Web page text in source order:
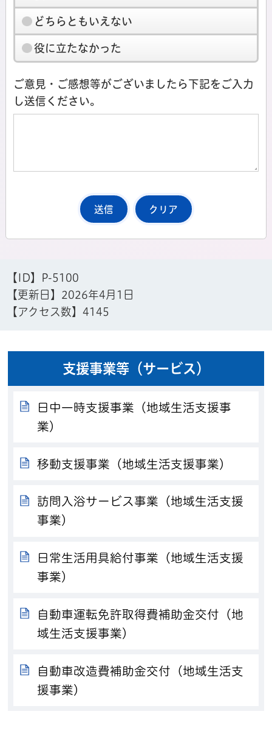
どちらともいえない
役に立たなかった
ご意見・ご感想等がございましたら下記をご入力
し送信ください。
【ID】
P-5100
【更新日】 2026年4月1日
【アクセス数】4145
支援事業等（サービス）
日中一時支援事業（地域生活支援事
業）
移動支援事業（地域生活支援事業）
訪問入浴サービス事業（地域生活支援
事業）
日常生活用具給付事業（地域生活支援
事業）
自動車運転免許取得費補助金交付（地
域生活支援事業）
自動車改造費補助金交付（地域生活支
援事業）